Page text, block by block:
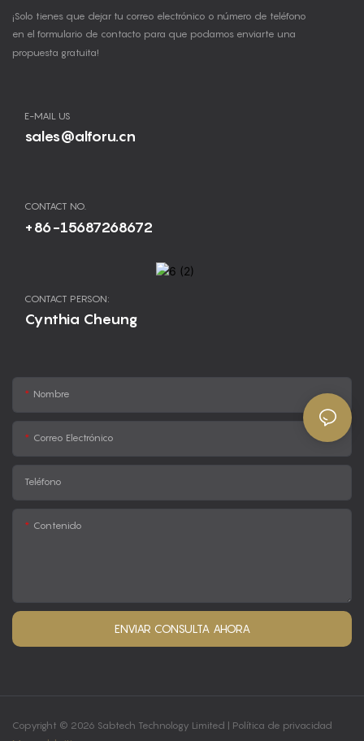
¡Solo tienes que dejar tu correo electrónico o número de teléfono
en el formulario de contacto para que podamos enviarte una
propuesta gratuita!
E-MAIL US
sales@alforu.cn
CONTACT NO.
+86-15687268672
CONTACT PERSON:
Cynthia Cheung
Nombre
Correo Electrónico
Teléfono
Contenido
ENVIAR CONSULTA AHORA
Copyright © 2026 Sabtech Technology Limited | Política de privacidad